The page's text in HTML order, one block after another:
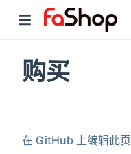
购买
在 GitHub 上编辑此页